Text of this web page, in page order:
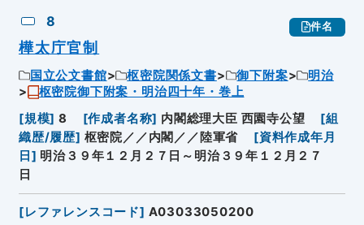
8 件名
樺太庁官制
国立公文書館 枢密院関係文書 御下附案
明治
枢密院御下附案・明治四十年・巻上
[規模] 8 [作成者名称] 内閣総理大臣 西園寺公望 [組
織歴/履歴] 枢密院／／内閣／／陸軍省 [資料作成年月
日 ] 明治３９年１２月２７日～明治３９年１２月２７
日
[レファレンスコード] A03033050200